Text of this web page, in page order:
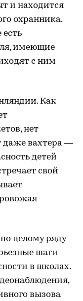
и находится
охранника.
имеющие
с ним
Как
нет
даже вахтера —
детей
свой
целому ряду
шаги
в школах.
вызова